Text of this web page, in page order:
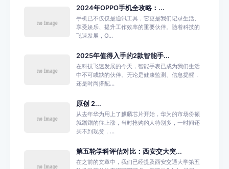
2024年OPPO手机全攻略：...
手机已不仅仅是通讯工具，它更是我们记录生活、
享受娱乐、提升工作效率的重要伙伴。随着科技的
飞速发展，O...
2025年值得入手的2款智能手...
在科技飞速发展的今天，智能手表已成为我们生活
中不可或缺的伙伴。无论是健康监测、信息提醒，
还是时尚搭配...
原创 2...
从去年华为用上了麒麟芯片开始，华为的市场份额
就蹭蹭的往上涨，当时抢购的人特别多，一时间还
买不到现货，...
第五轮学科评估对比：西安交大突...
在之前的文章中，我们已经提及西安交通大学第五